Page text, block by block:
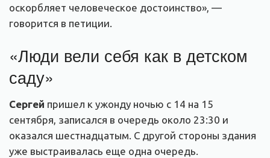
оскорбляет человеческое достоинство», —
говорится в петиции.
«Люди вели себя как в детском
саду»
Сергей пришел к ужонду ночью с 14 на 15
сентября, записался в очередь около 23:30 и
оказался шестнадцатым. С другой стороны здания
уже выстраивалась еще одна очередь.